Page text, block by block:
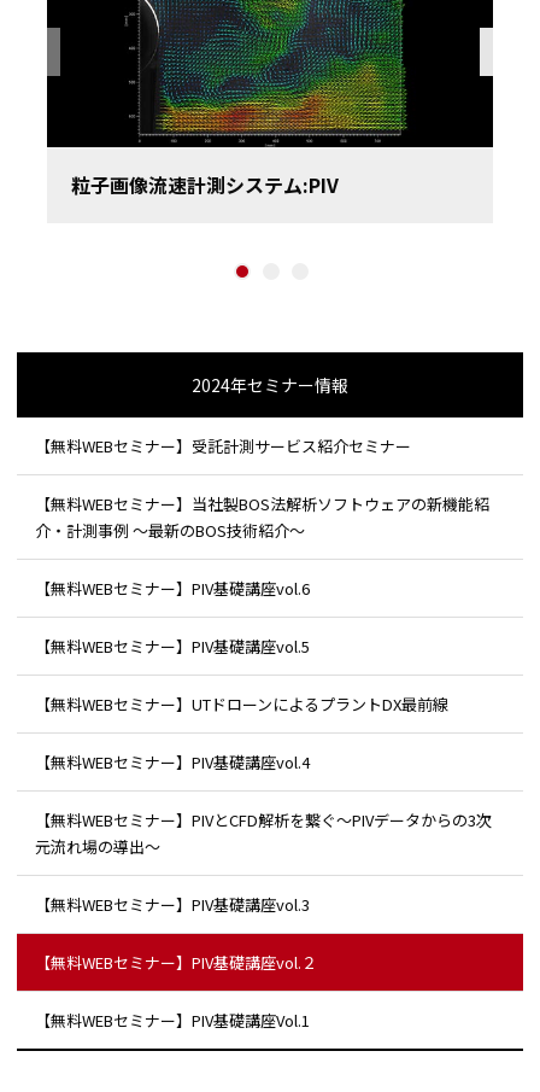
Previous
粒子画像流速計測システム:PIV
2024年セミナー情報
【無料WEBセミナー】受託計測サービス紹介セミナー
【無料WEBセミナー】当社製BOS法解析ソフトウェアの新機能紹
介・計測事例 ～最新のBOS技術紹介～
【無料WEBセミナー】PIV基礎講座vol.6
【無料WEBセミナー】PIV基礎講座vol.5
【無料WEBセミナー】UTドローンによるプラントDX最前線
【無料WEBセミナー】PIV基礎講座vol.4
【無料WEBセミナー】PIVとCFD解析を繋ぐ～PIVデータからの3次
元流れ場の導出～
【無料WEBセミナー】PIV基礎講座vol.3
【無料WEBセミナー】PIV基礎講座vol.２
【無料WEBセミナー】PIV基礎講座Vol.1